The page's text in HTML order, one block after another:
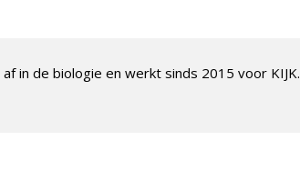
in de biologie en werkt sinds 2015 voor KIJK.